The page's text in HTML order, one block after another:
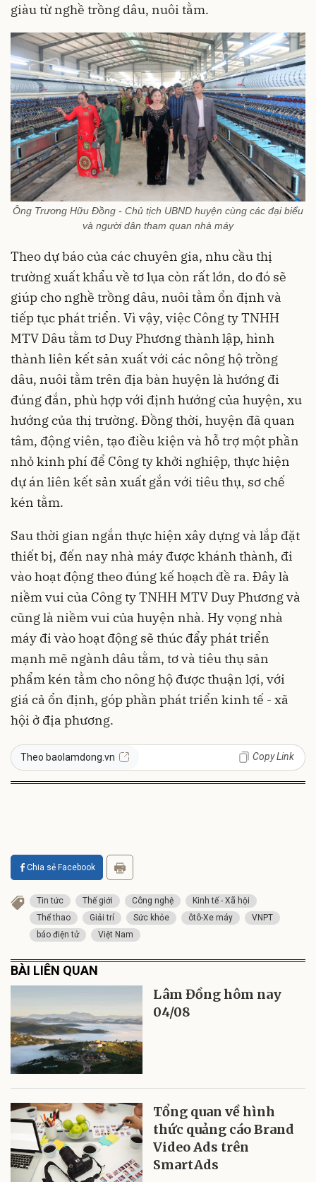
giàu từ nghề trồng dâu, nuôi tằm.
Ông Trương Hữu Đồng - Chủ tịch UBND huyện cùng các đại biểu
và người dân tham quan nhà máy
Theo dự báo của các chuyên gia, nhu cầu thị
trường xuất khẩu về tơ lụa còn rất lớn, do đó sẽ
giúp cho nghề trồng dâu, nuôi tằm ổn định và
tiếp tục phát triển. Vì vậy, việc Công ty TNHH
MTV Dâu tằm tơ Duy Phương thành lập, hình
thành liên kết sản xuất với các nông hộ trồng
dâu, nuôi tằm trên địa bàn huyện là hướng đi
đúng đắn, phù hợp với định hướng của huyện, xu
hướng của thị trường. Đồng thời, huyện đã quan
tâm, động viên, tạo điều kiện và hỗ trợ một phần
nhỏ kinh phí để Công ty khởi nghiệp, thực hiện
dự án liên kết sản xuất gắn với tiêu thụ, sơ chế
kén tằm.
Sau thời gian ngắn thực hiện xây dựng và lắp đặt
thiết bị, đến nay nhà máy được khánh thành, đi
vào hoạt động theo đúng kế hoạch đề ra. Đây là
niềm vui của Công ty TNHH MTV Duy Phương và
cũng là niềm vui của huyện nhà. Hy vọng nhà
máy đi vào hoạt động sẽ thúc đẩy phát triển
mạnh mẽ ngành dâu tằm, tơ và tiêu thụ sản
phẩm kén tằm cho nông hộ được thuận lợi, với
giá cả ổn định, góp phần phát triển kinh tế - xã
hội ở địa phương.
Theo baolamdong.vn Copy Link
Chia sẻ Facebook
Tin tức Thế giới Công nghệ
Kinh tế - Xã hội
Thể thao
Giải trí Sức khỏe ôtô-Xe máy
VNPT
báo điện tử
Việt Nam
BÀI LIÊN QUAN
Lâm Đồng hôm nay
04/08
Tổng quan về hình
thức quảng cáo Brand
Video Ads trên
SmartAds